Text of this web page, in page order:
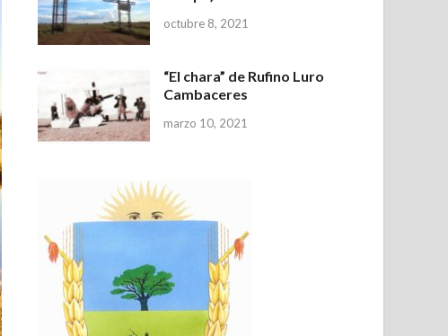
octubre 8, 2021
“El chara” de Rufino Luro
Cambaceres
marzo 10, 2021